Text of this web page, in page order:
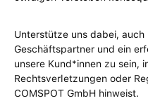
Unterstütze uns dabei,
Geschäftspartner und ein
unsere Kund*innen zu sein,
Rechtsverletzungen oder
COMSPOT GmbH hinweist.